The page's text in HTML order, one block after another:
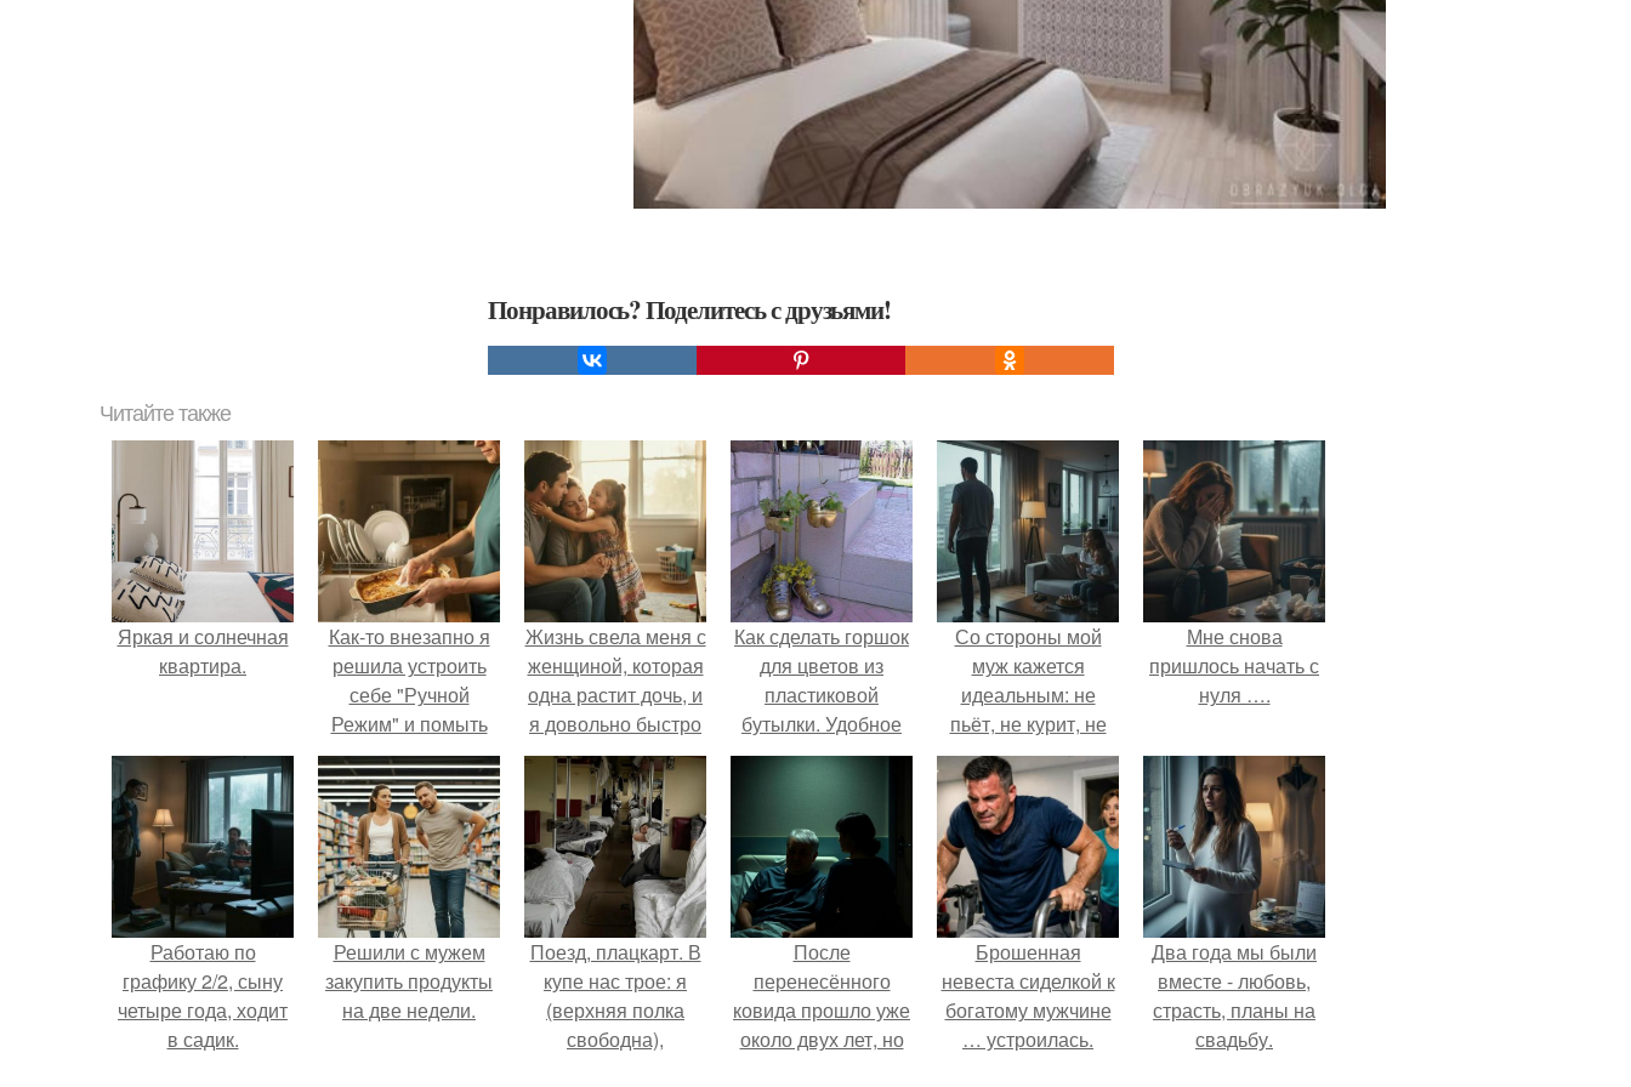
Понравилось? Поделитесь с друзьями!
Читайте также
Яркая и солнечная
квартира.
Как-то внезапно я
решила устроить
себе "Ручной
Режим" и помыть
посуду без помощи
техники.
Жизнь свела меня с
женщиной, которая
одна растит дочь, и
я довольно быстро
привязался к ним
обеим.
Как сделать горшок
для цветов из
пластиковой
бутылки. Удобное
кашпо из
бутылки
Со стороны мой
муж кажется
идеальным: не
пьёт, не курит, не
даёт поводов для
ревности, с
ребёнком
справляется
отлично, да и
готовит лучше
многих.
Мне снова
пришлось начать с
нуля ….
Работаю по
графику 2/2, сыну
четыре года, ходит
в садик.
Решили с мужем
закупить продукты
на две недели.
Поезд, плацкарт. В
купе нас трое: я
(верхняя полка
свободна),
После
перенесённого
ковида прошло уже
около двух лет, но
Брошенная
невеста сиделкой к
богатому мужчине
… устроилась.
Два года мы были
вместе - любовь,
страсть, планы на
свадьбу.